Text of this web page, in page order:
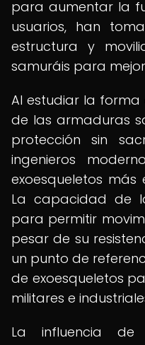
para aumentar la
usuarios, han
estructura y
samuráis para
Al estudiar la forma
de las armaduras
protección sin
ingenieros
exoesqueletos más
La capacidad de
para permitir
pesar de su
un punto de
de exoesqueletos
militares e
La influencia